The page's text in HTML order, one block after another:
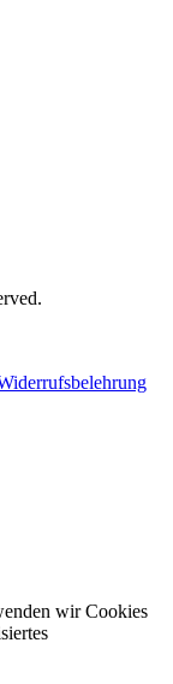
wir Cookies